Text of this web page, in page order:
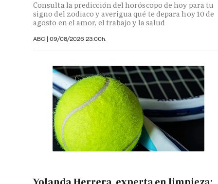
Consulta la predicción del horóscopo de hoy para tu
signo del zodiaco y averigua qué te depara hoy 10 de
agosto en el amor, el trabajo y la salud
ABC | 09/08/2026 23:00h.